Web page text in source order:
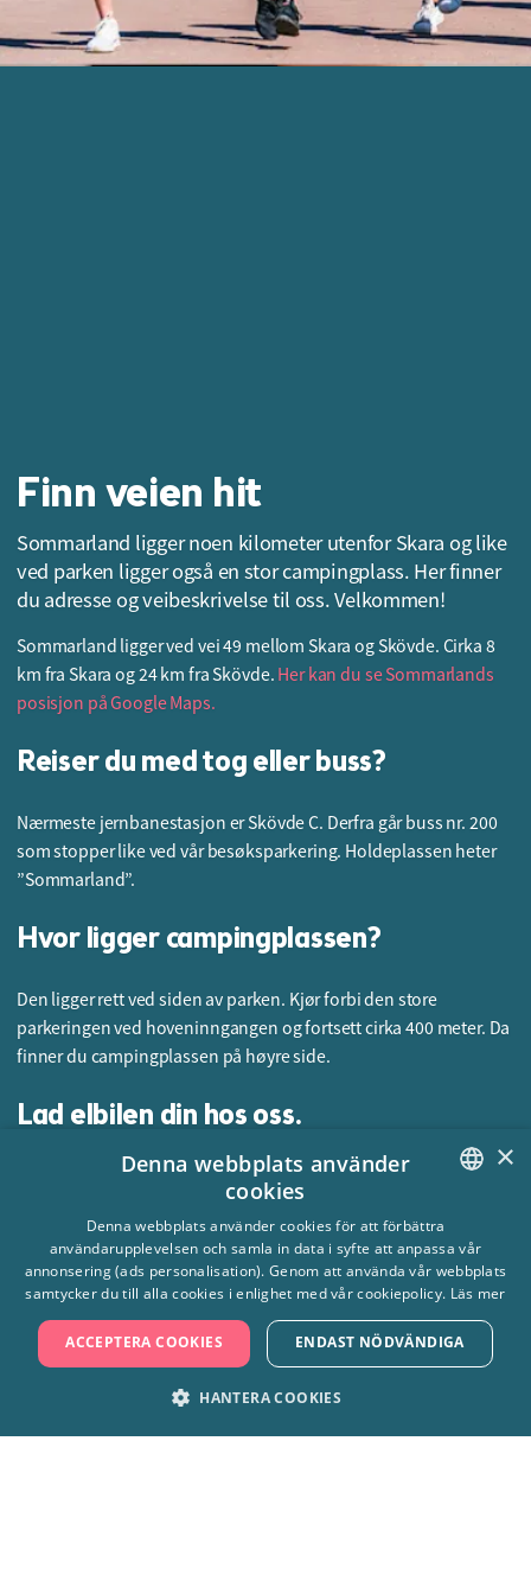
Finn veien hit
Sommarland ligger noen kilometer utenfor Skara og like
ved parken ligger også en stor campingplass. Her finner
du adresse og veibeskrivelse til oss. Velkommen!
Sommarland ligger ved vei 49 mellom Skara og Skövde. Cirka 8
km fra Skara og 24 km fra Skövde. Her kan du se Sommarlands
posisjon på Google Maps.
Reiser du med tog eller buss?
Nærmeste jernbanestasjon er Skövde C. Derfra går buss nr. 200
som stopper like ved vår besøksparkering. Holdeplassen heter
”Sommarland”.
Hvor ligger campingplassen?
Den ligger rett ved siden av parken. Kjør forbi den store
parkeringen ved hoveninngangen og fortsett cirka 400 meter. Da
finner du campingplassen på høyre side.
Lad elbilen din hos oss.
Hvis du kjører elbil/ladehybrid, kan du passe på å lade bilen
under besøket. Vi har 18 ladestasjoner på hovedparkeringen
(delt opp i 9 stk. på to steder) og 6 ladestasjoner på
campingplassen. Uttakene er av type 2. For å kunne lade må du
laste ned appen ”ChargeNode”. Du kan ikke forhåndsbestille
ladeplass.
SWEDISH
×
Denna webbplats använder
cookies
Denna webbplats använder cookies för att förbättra
användarupplevelsen och samla in data i syfte att anpassa vår
annonsering (ads personalisation). Genom att använda vår webbplats
samtycker du till alla cookies i enlighet med vår cookiepolicy. Läs mer
ACCEPTERA COOKIES ENDAST NÖDVÄNDIGA
HANTERA COOKIES